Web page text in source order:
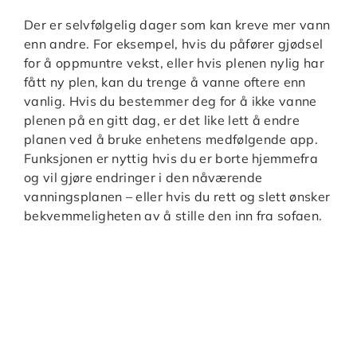
Der er selvfølgelig dager som kan kreve mer vann
enn andre. For eksempel, hvis du påfører gjødsel
for å oppmuntre vekst, eller hvis plenen nylig har
fått ny plen, kan du trenge å vanne oftere enn
vanlig. Hvis du bestemmer deg for å ikke vanne
plenen på en gitt dag, er det like lett å endre
planen ved å bruke enhetens medfølgende app.
Funksjonen er nyttig hvis du er borte hjemmefra
og vil gjøre endringer i den nåværende
vanningsplanen – eller hvis du rett og slett ønsker
bekvemmeligheten av å stille den inn fra sofaen.